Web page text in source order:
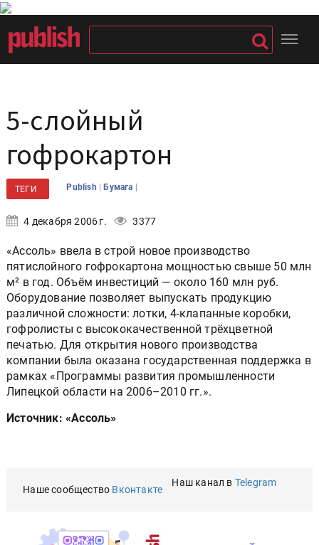
5-слойный
гофрокартон
ТЕГИ Publish |Бумага |
4 декабря 2006 г. 3377
«Ассоль» ввела в строй новое производство
пятислойного гофрокартона мощностью свыше 50 млн
м² в год. Объём инвестиций — около 160 млн руб.
Оборудование позволяет выпускать продукцию
различной сложности: лотки, 4-клапанные коробки,
гофролисты с высококачественной трёхцветной
печатью. Для открытия нового производства
компании была оказана государственная поддержка в
рамках «Программы развития промышленности
Липецкой области на 2006–2010 гг.».
Источник: «Ассоль»
Наше сообщество Вконтакте
Наш канал в Telegram